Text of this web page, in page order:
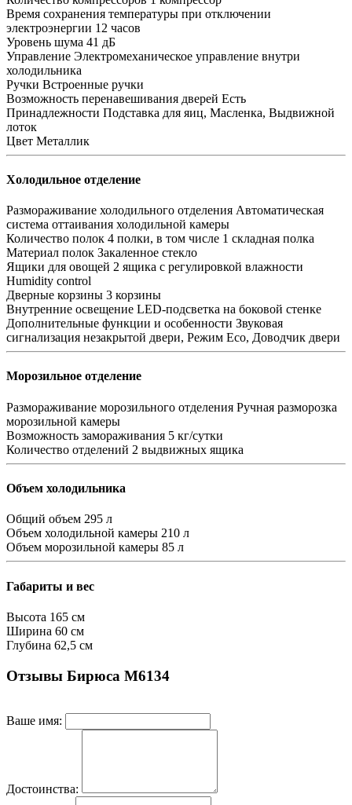
Время сохранения температуры при отключении
электроэнергии 12 часов
Уровень шума 41 дБ
Управление Электромеханическое управление внутри
холодильника
Ручки Встроенные ручки
Возможность перенавешивания дверей Есть
Принадлежности Подставка для яиц, Масленка, Выдвижной
лоток
Цвет Металлик
Холодильное отделение
Размораживание холодильного отделения Автоматическая
система оттаивания холодильной камеры
Количество полок 4 полки, в том числе 1 складная полка
Материал полок Закаленное стекло
Ящики для овощей 2 ящика с регулировкой влажности
Humidity control
Дверные корзины 3 корзины
Внутренние освещение LED-подсветка на боковой стенке
Дополнительные функции и особенности Звуковая
сигнализация незакрытой двери, Режим Eco, Доводчик двери
Морозильное отделение
Размораживание морозильного отделения Ручная разморозка
морозильной камеры
Возможность замораживания 5 кг/сутки
Количество отделений 2 выдвижных ящика
Объем холодильника
Общий объем 295 л
Объем холодильной камеры 210 л
Объем морозильной камеры 85 л
Габариты и вес
Высота 165 см
Ширина 60 см
Глубина 62,5 см
Отзывы Бирюса M6134
Ваше имя:
Достоинства: